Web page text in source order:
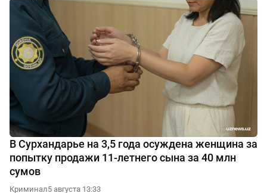
В Сурхандарье на 3,5 года осуждена женщина за
попытку продажи 11-летнего сына за 40 млн
сумов
Криминал5 августа 13:33